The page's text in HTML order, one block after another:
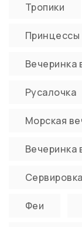
Тропики
Принцессы
Вечеринка
Русалочка
Морская
Вечеринка
Феи